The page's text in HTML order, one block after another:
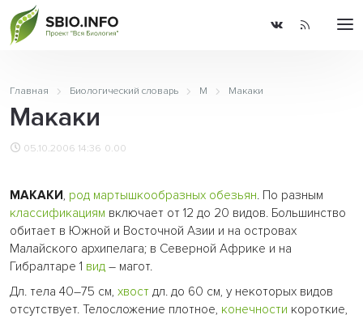
Главная Биологический словарь М Макаки
Макаки
05.10.2006 14:36 0.00
МАКАКИ, род мартышкообразных обезьян. По разным
классификациям включает от 12 до 20 видов. Большинство
обитает в Южной и Восточной Азии и на островах
Малайского архипелага; в Северной Африке и на
Гибралтаре 1 вид – магот.
Дл. тела 40–75 см, хвост дл. до 60 см, у некоторых видов
отсутствует. Телосложение плотное, конечности короткие,